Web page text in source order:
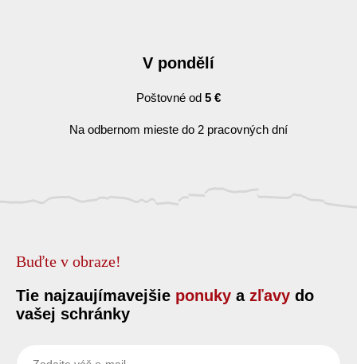
V pondělí
Poštovné od 5 €
Na odbernom mieste do 2 pracovných dní
Buďte v obraze!
Tie najzaujímavejšie ponuky a zľavy do
vašej schránky